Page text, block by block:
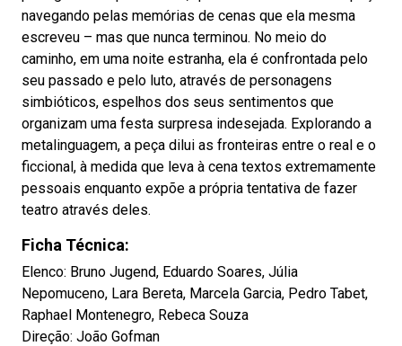
navegando pelas memórias de cenas que ela mesma
escreveu – mas que nunca terminou. No meio do
caminho, em uma noite estranha, ela é confrontada pelo
seu passado e pelo luto, através de personagens
simbióticos, espelhos dos seus sentimentos que
organizam uma festa surpresa indesejada. Explorando a
metalinguagem, a peça dilui as fronteiras entre o real e o
ficcional, à medida que leva à cena textos extremamente
pessoais enquanto expõe a própria tentativa de fazer
teatro através deles.
Ficha Técnica:
Elenco: Bruno Jugend, Eduardo Soares, Júlia
Nepomuceno, Lara Bereta, Marcela Garcia, Pedro Tabet,
Raphael Montenegro, Rebeca Souza
Direção: João Gofman